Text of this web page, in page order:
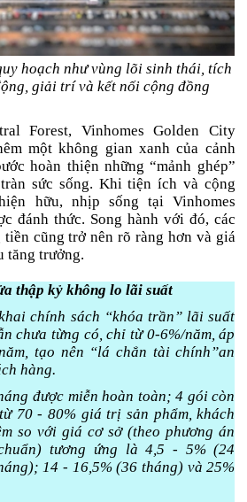
hoạch như vùng lõi sinh thái, tích
giải trí và kết nối cộng đồng
Forest, Vinhomes Golden City
một không gian xanh của cảnh
hoàn thiện những “mảnh ghép”
sức sống. Khi tiện ích và cộng
hữu, nhịp sống tại Vinhomes
đánh thức. Song hành với đó, các
cũng trở nên rõ ràng hơn và giá
tăng trưởng.
thập kỷ không lo lãi suất
chính sách “khóa trần” lãi suất
chưa từng có, chỉ từ 0-6%/năm, áp
tạo nên “lá chắn tài chính”an
hàng.
được miễn hoàn toàn; 4 gói còn
70 - 80% giá trị sản phẩm, khách
so với giá cơ sở (theo phương án
tương ứng là 4,5 - 5% (24
14 - 16,5% (36 tháng) và 25%